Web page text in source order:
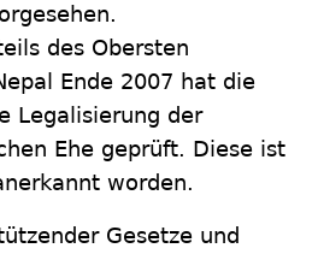
des Obersten
Ende 2007 hat die
Legalisierung der
Ehe geprüft. Diese ist
worden.
Gesetze und